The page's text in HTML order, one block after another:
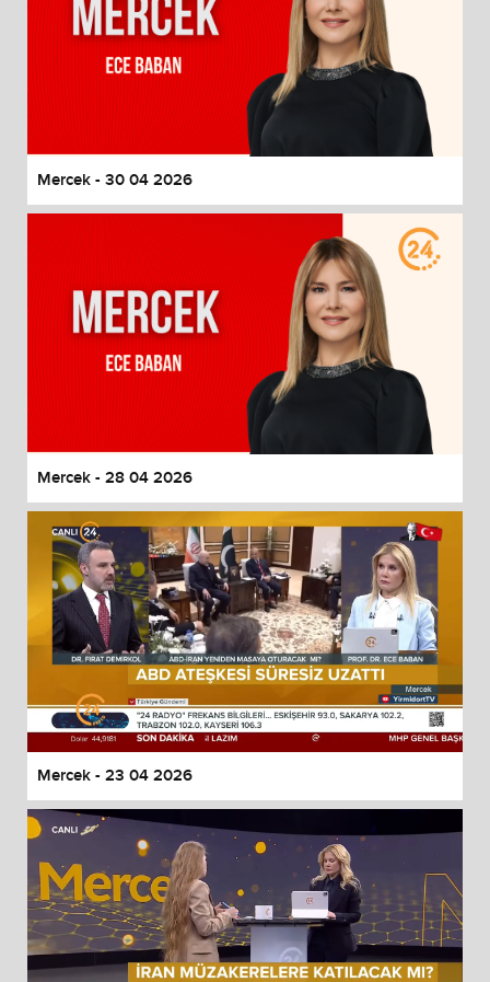
Mercek - 30 04 2026
Mercek - 28 04 2026
Mercek - 23 04 2026